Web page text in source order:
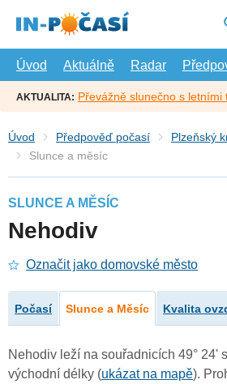
hlavní
Úvod
Aktuálně Radar
AKTUALITA: Převážně slunečno s letními
Úvod Předpověď počasí Plzeňský
Slunce a měsíc
SLUNCE A MĚSÍC
Nehodiv
Označit jako domovské město
Počasí Slunce a Měsíc Kvalita
Nehodiv leží na souřadnicích 49° 24'
východní délky (ukázat na mapě).